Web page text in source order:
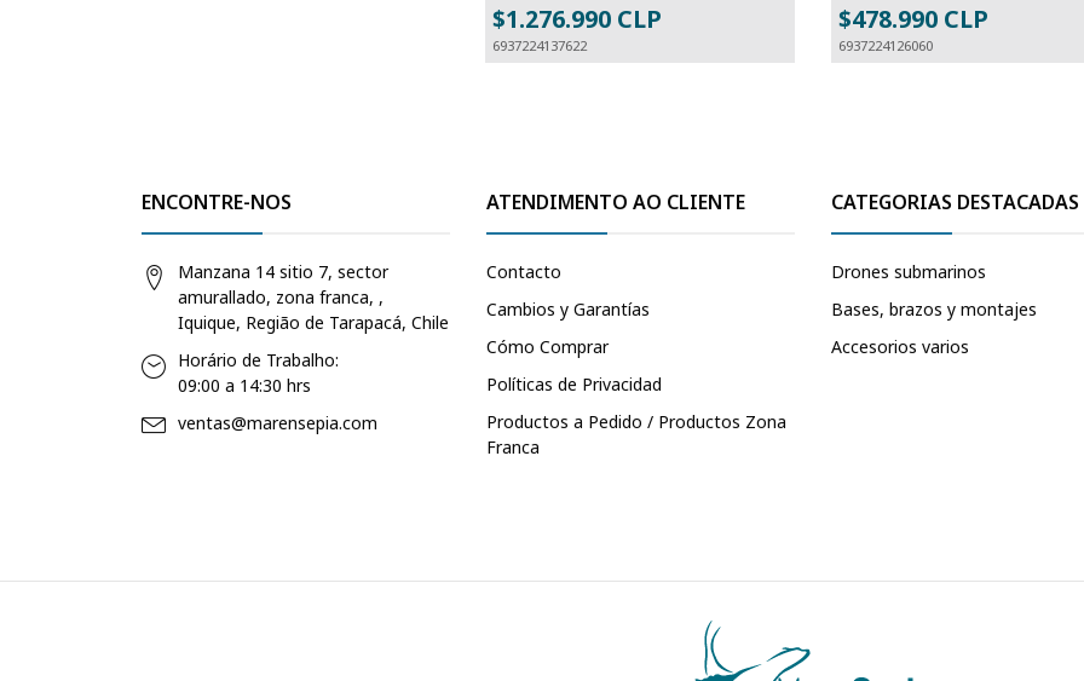
ESGOTADO
$1.276.990 CLP
6937224137622
ESGOTADO
$478.990 CLP
6937224126060
ENCONTRE-NOS
Manzana 14 sitio 7, sector
amurallado, zona franca, ,
Iquique, Região de Tarapacá, Chile
Horário de Trabalho:
09:00 a 14:30 hrs
ventas@marensepia.com
ATENDIMENTO AO CLIENTE
Contacto
Cambios y Garantías
Cómo Comprar
Políticas de Privacidad
Productos a Pedido / Productos Zona
Franca
CATEGORIAS DESTACADAS
Drones submarinos
Bases, brazos y montajes
Accesorios varios